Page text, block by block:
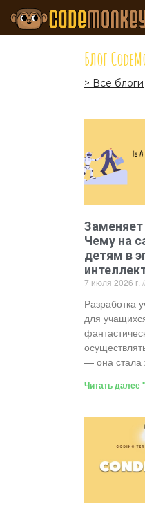
Блог
> Все блоги
Чему на
детям в
7 июля 2026 г.
Разработка
для
— она стала
Читать далее "